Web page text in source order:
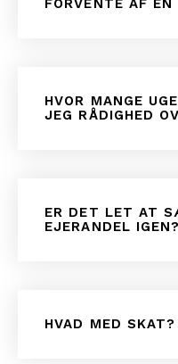
FORVENTE AF
HVOR MANGE
JEG RÅDIGHED
ER DET LET AT
EJERANDEL IGEN?
HVAD MED SKAT?